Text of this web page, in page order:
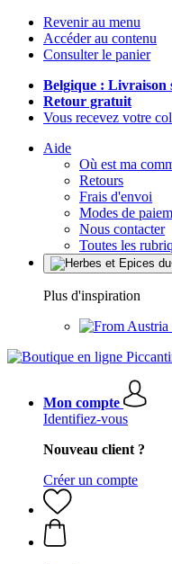
Revenir au menu
Accéder au contenu
Consulter le panier
Belgique : Livraison
Retour gratuit
Vous recevez votre
Aide
Où est ma
Retours
Frais d'envoi
Modes de
Nous contacter
Toutes les
Plus d'inspiration
Mon compte
Identifiez-vous
Nouveau client ?
Créer un compte